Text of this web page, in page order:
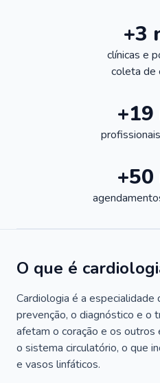
+3
clínicas e
coleta de
O que é
Cardiologia é a especialidade
prevenção, o diagnóstico e o
afetam o coração e os
o sistema circulatório, o que
e vasos linfáticos.